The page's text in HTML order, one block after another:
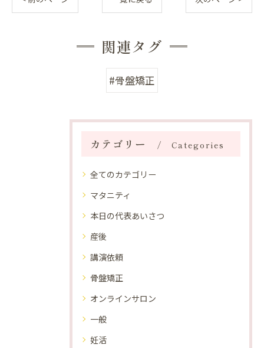
関連タグ
#骨盤矯正
カテゴリー Categories
全てのカテゴリー
マタニティ
本日の代表あいさつ
産後
講演依頼
骨盤矯正
オンラインサロン
一般
妊活